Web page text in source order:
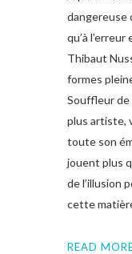
dangereuse
qu’à
Thibaut
formes
Souffleur de
plus artiste,
toute son
jouent plus
de l’illusion
cette
READ